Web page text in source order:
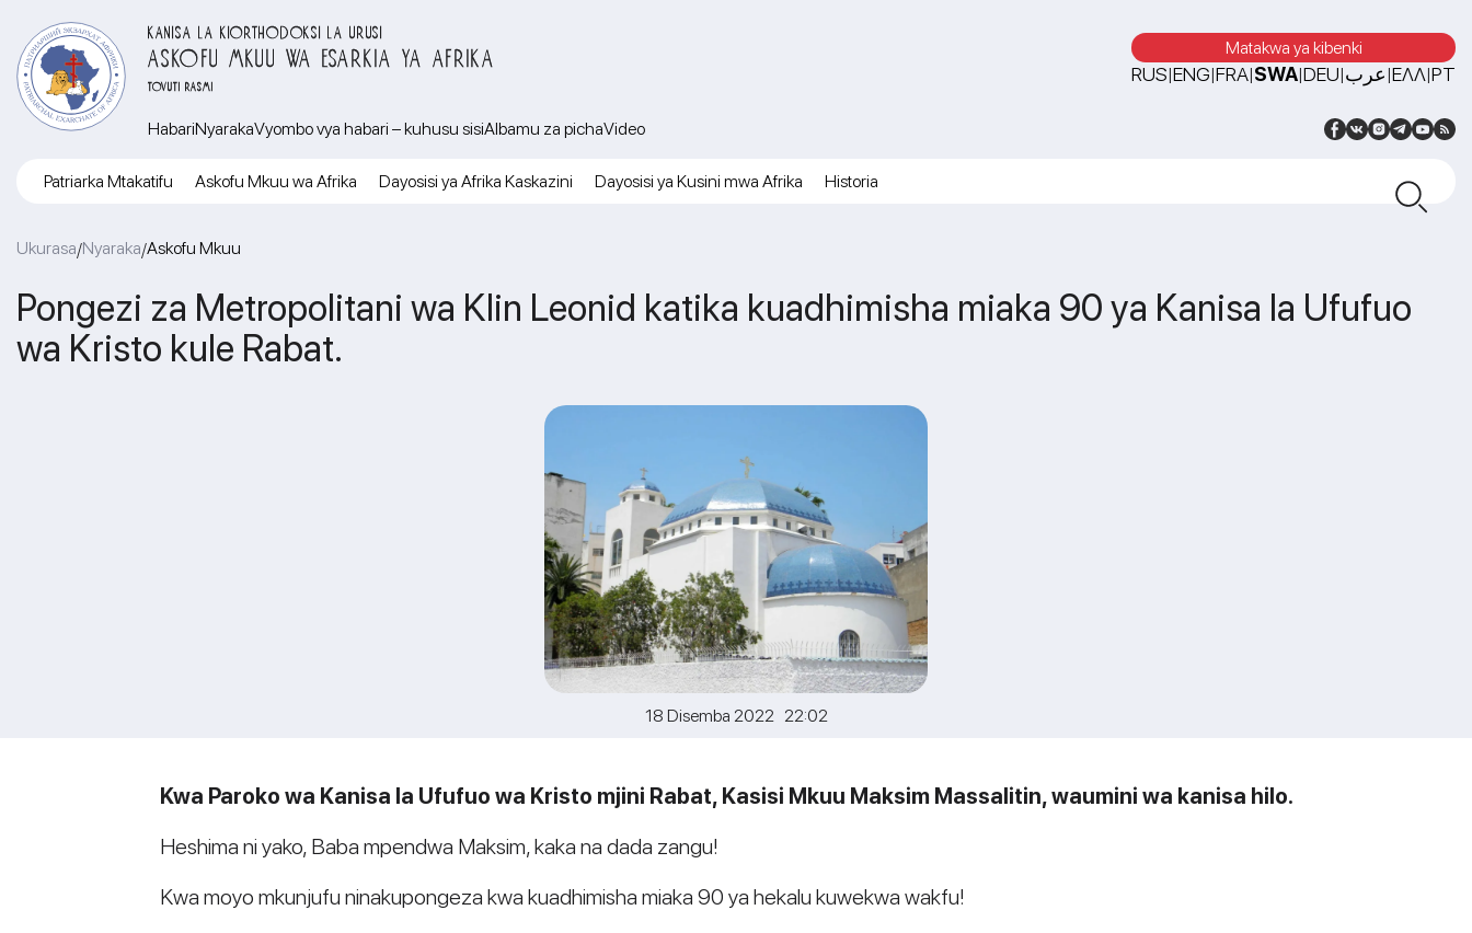
KANISA LA KIORTHODOKSI LA URUSI
ASKOFU MKUU WA ESARKIA YA AFRIKA
TOVUTI RASMI
Matakwa ya kibenki
RUS|ENG|FRA|SWA|DEU|عرب|ΕΛΛ|PT
HabariNyarakaVyombo vya habari – kuhusu sisiAlbamu za pichaVideo
Patriarka Mtakatifu Askofu Mkuu wa Afrika Dayosisi ya Afrika Kaskazini Dayosisi ya Kusini mwa Afrika Historia
Ukurasa/Nyaraka/Askofu Mkuu
Pongezi za Metropolitani wa Klin Leonid katika kuadhimisha miaka 90 ya Kanisa la Ufufuo
wa Kristo kule Rabat.
18 Disemba 2022 22:02
Kwa Paroko wa Kanisa la Ufufuo wa Kristo mjini Rabat, Kasisi Mkuu Maksim Massalitin, waumini wa kanisa hilo.
Heshima ni yako, Baba mpendwa Maksim, kaka na dada zangu!
Kwa moyo mkunjufu ninakupongeza kwa kuadhimisha miaka 90 ya hekalu kuwekwa wakfu!